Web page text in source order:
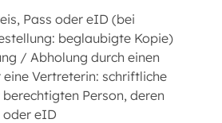
Pass oder eID (bei
beglaubigte Kopie)
/ Abholung durch einen
Vertreterin: schriftliche
Person, deren
oder eID